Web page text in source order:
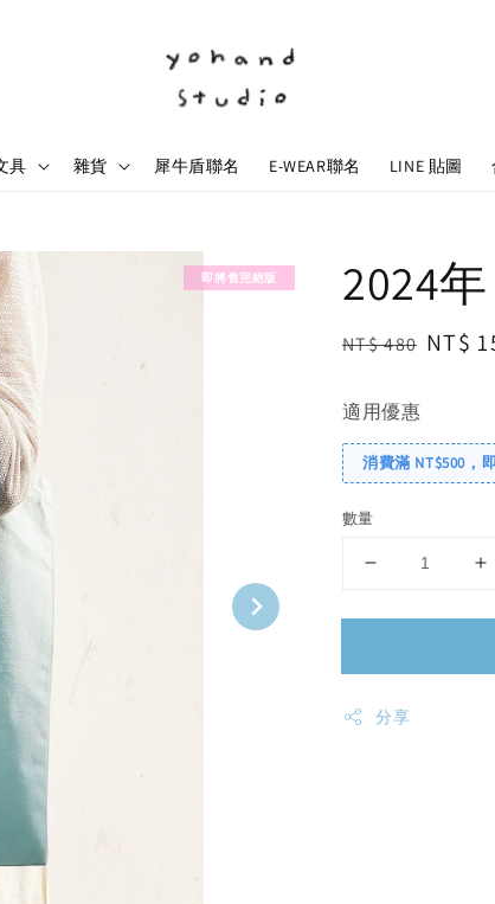
具 雜貨 犀牛盾聯名 E-WEAR聯名 LINE 貼圖
即將售完絕版 2024
Regular
NT$ 480 Sale
NT$
適用優惠
消費滿 NT$500，
數量
分享